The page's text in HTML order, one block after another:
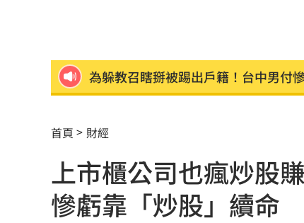
為躲教召瞎掰被踢出戶籍！台中男付
吃桌飛紐約助新人辦婚宴 浩子逼哭全
漢光42／淡水河道部署3道致命防禦
今立秋「6生肖」恐衰爆！專家曝6招大
首頁 財經
上市櫃公司也瘋炒股
慘虧靠「炒股」續命